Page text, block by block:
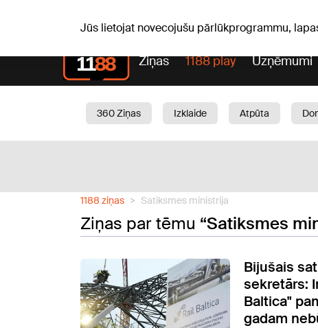
Jūs lietojat novecojušu pārlūkprogrammu,
Ziņas 1188 play Uzņēmumi
360 Ziņas Izklaide Atpūta
1188 ziņas Satiksmes ministrija
Ziņas par tēmu “Satiksmes
Bijušais
sekretārs:
Baltica"
gadam